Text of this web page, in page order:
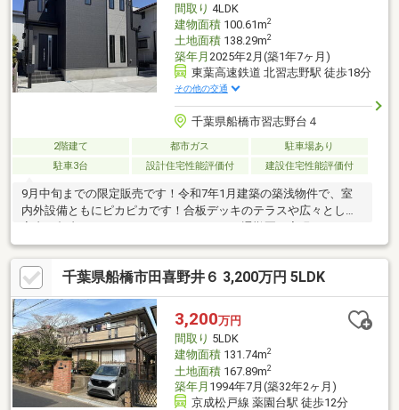
間取り 4LDK
建物面積100.61m2
土地面積138.29m2
築年月 2025年2月(築1年7ヶ月)
東葉高速鉄道 北習志野駅 徒歩18分
その他の交通
千葉県船橋市習志野台４
2階建て 都市ガス
駐車場あり
駐車3台
設計住宅性能評価付 建設住宅性能評価付
9月中旬までの限定販売です！令和7年1月建築の築浅物件で、室
内外設備ともにピカピカです！合板デッキのテラスや広々とした
室内で都内ではできないライフスタイルを通勤圏で実現していま
す。近隣にはコンビニ・スーパー・図書館や飲食店があり、暮ら
しも充実出来ます。メンテナンスやオプション設備もいきわたっ
ており、是非一度見に来ていただきたい物件です。
千葉県船橋市田喜野井６ 3,200万円 5LDK
3,200万円
間取り 5LDK
建物面積131.74m2
土地面積167.89m2
築年月 1994年7月(築32年2ヶ月)
京成松戸線 薬園台駅 徒歩12分